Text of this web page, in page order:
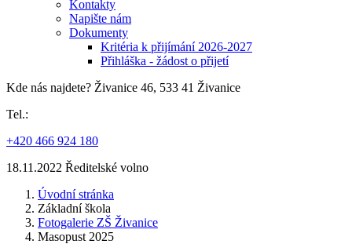
Kontakty
Napište nám
Dokumenty
Kritéria k přijímání 2026-2027
Přihláška - žádost o přijetí
Kde nás najdete? Živanice 46, 533 41 Živanice
Tel.:
+420 466 924 180
18.11.2022 Ředitelské volno
Úvodní stránka
Základní škola
Fotogalerie ZŠ Živanice
Masopust 2025